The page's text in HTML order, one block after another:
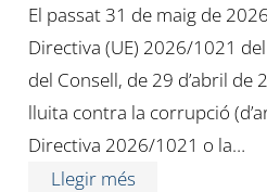
El passat 31 de maig de
Directiva (UE) 2026/1021
del Consell, de 29 d’abril de
lluita contra la corrupció
Directiva 2026/1021 o la…
Llegir més